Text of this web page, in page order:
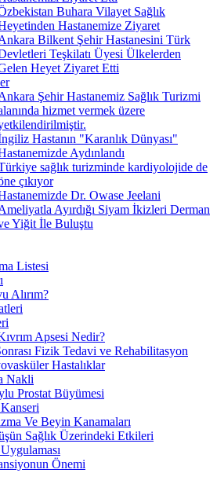
Buhara Vilayet Sağlık
Hastanemize Ziyaret
Bilkent Şehir Hastanesini Türk
Teşkilatı Üyesi Ülkelerden
Heyet Ziyaret Etti
Şehir Hastanemiz Sağlık Turizmi
hizmet vermek üzere
Hastanın "Karanlık Dünyası"
Aydınlandı
sağlık turizminde kardiyolojide de
çıkıyor
Dr. Owase Jeelani
Ayırdığı Siyam İkizleri Derman
Yiğit İle Buluştu
Listesi
Alırım?
Apsesi Nedir?
Fizik Tedavi ve Rehabilitasyon
Hastalıklar
Nakli
Prostat Büyümesi
Ve Beyin Kanamaları
Sağlık Üzerindeki Etkileri
Önemi